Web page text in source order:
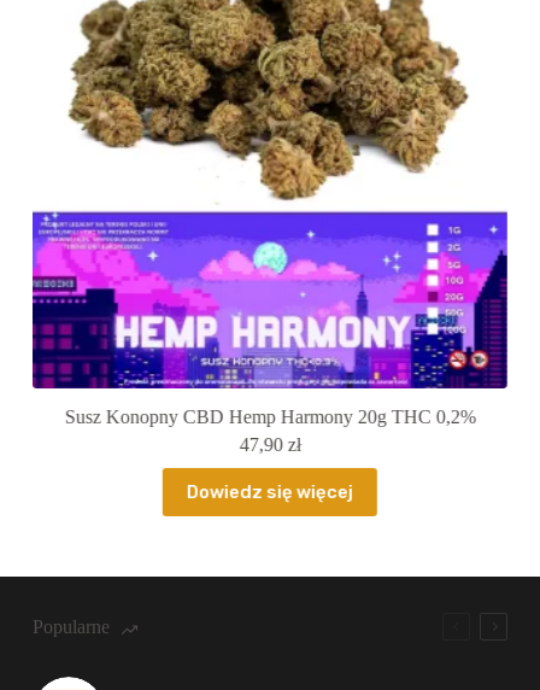
Susz Konopny CBD Golden BUD 20g THC 0,2%
77,90
Dowiedz się więcej
Popularne